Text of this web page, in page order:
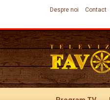
Despre noi Contact